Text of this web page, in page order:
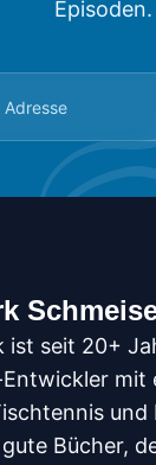
Episoden.
ist seit 20+
mit
und
Bücher,